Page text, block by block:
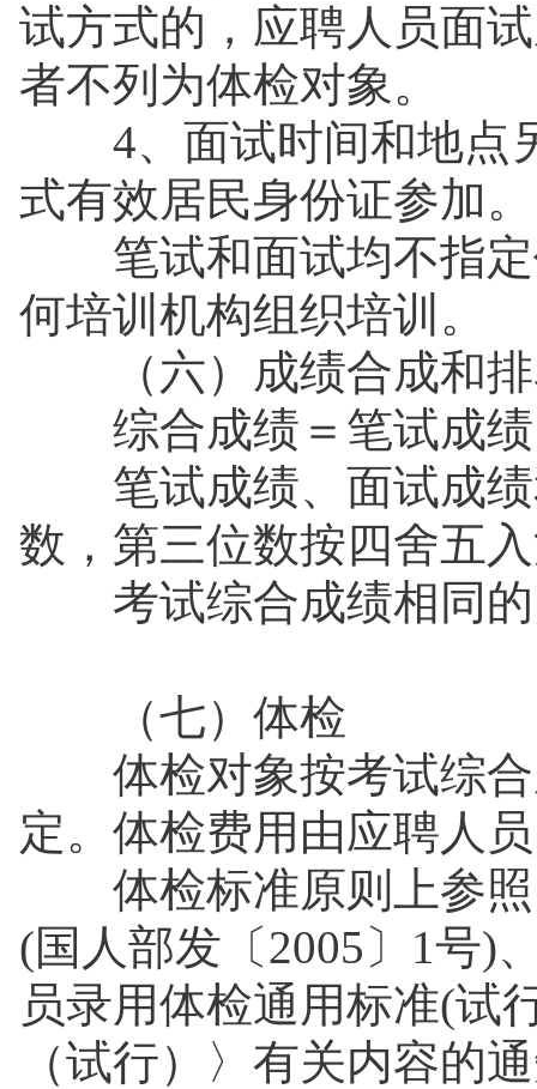
试方式的，应聘人员面
者不列为体检对象。
4、面试时间和地点
式有效居民身份证参加。
笔试和面试均不指定
何培训机构组织培训。
（六）成绩合成和
综合成绩＝笔试成绩
笔试成绩、面试成绩
数，第三位数按四舍五
考试综合成绩相同的
（七）体检
体检对象按考试综合
定。体检费用由应聘人
体检标准原则上参照
(国人部发〔2005〕1号)
员录用体检通用标准(试
（试行）〉有关内容的